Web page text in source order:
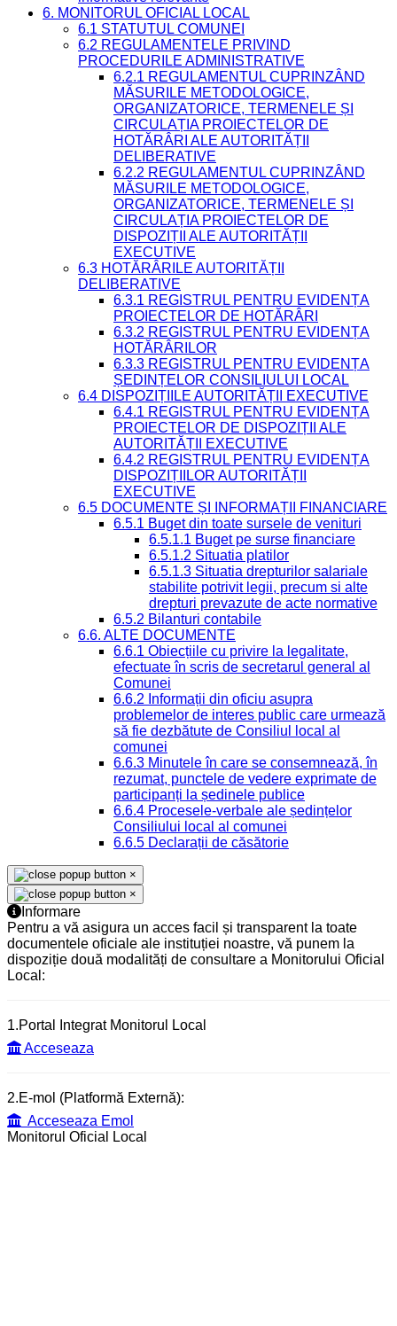
6. MONITORUL OFICIAL LOCAL
6.1 STATUTUL COMUNEI
6.2 REGULAMENTELE PRIVIND
PROCEDURILE ADMINISTRATIVE
6.2.1 REGULAMENTUL CUPRINZÂND
MĂSURILE METODOLOGICE,
ORGANIZATORICE, TERMENELE ȘI
CIRCULAȚIA PROIECTELOR DE
HOTĂRÂRI ALE AUTORITĂȚII
DELIBERATIVE
6.2.2 REGULAMENTUL CUPRINZÂND
MĂSURILE METODOLOGICE,
ORGANIZATORICE, TERMENELE ȘI
CIRCULAȚIA PROIECTELOR DE
DISPOZIȚII ALE AUTORITĂȚII
EXECUTIVE
6.3 HOTĂRÂRILE AUTORITĂȚII
DELIBERATIVE
6.3.1 REGISTRUL PENTRU EVIDENȚA
PROIECTELOR DE HOTĂRÂRI
6.3.2 REGISTRUL PENTRU EVIDENȚA
HOTĂRÂRILOR
6.3.3 REGISTRUL PENTRU EVIDENȚA
ȘEDINȚELOR CONSILIULUI LOCAL
6.4 DISPOZIȚIILE AUTORITĂȚII EXECUTIVE
6.4.1 REGISTRUL PENTRU EVIDENȚA
PROIECTELOR DE DISPOZIȚII ALE
AUTORITĂȚII EXECUTIVE
6.4.2 REGISTRUL PENTRU EVIDENȚA
DISPOZIȚIILOR AUTORITĂȚII
EXECUTIVE
6.5 DOCUMENTE ȘI INFORMAȚII FINANCIARE
6.5.1 Buget din toate sursele de venituri
6.5.1.1 Buget pe surse financiare
6.5.1.2 Situatia platilor
6.5.1.3 Situatia drepturilor salariale
stabilite potrivit legii, precum si alte
drepturi prevazute de acte normative
6.5.2 Bilanturi contabile
6.6. ALTE DOCUMENTE
6.6.1 Obiecțiile cu privire la legalitate,
efectuate în scris de secretarul general al
Comunei
6.6.2 Informații din oficiu asupra
problemelor de interes public care urmează
să fie dezbătute de Consiliul local al
comunei
6.6.3 Minutele în care se consemnează, în
rezumat, punctele de vedere exprimate de
participanți la ședinele publice
6.6.4 Procesele-verbale ale ședințelor
Consiliului local al comunei
6.6.5 Declarații de căsătorie
×
×
Informare
Pentru a vă asigura un acces facil și transparent la toate
documentele oficiale ale instituției noastre, vă punem la
dispoziție două modalități de consultare a Monitorului Oficial
Local:
1.Portal Integrat Monitorul Local
Acceseaza
2.E-mol (Platformă Externă):
Acceseaza Emol
Monitorul Oficial Local